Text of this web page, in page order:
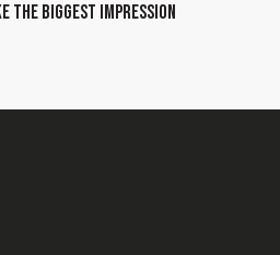
THE BIGGEST IMPRESSION